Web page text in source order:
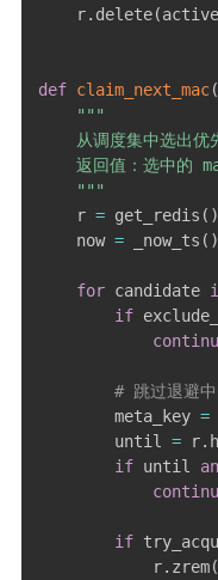
    r
. delete(
def claim_next_mac(
"""
从调度集中选出优
返回值：选中的
    """
    r
= get_redis ( )
    now
= _now_ts ( )
for candidate
if
# 跳过退避
        meta_key
=
        until
= r.
if until
if
            r
. zrem(